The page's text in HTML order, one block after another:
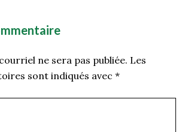
ne sera pas publiée. Les
sont indiqués avec *